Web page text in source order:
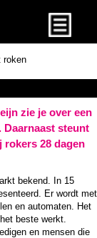
roken
zie je over een
Daarnaast steunt
rokers 28 dagen
bekend. In 15
Er wordt met
en automaten. Het
beste werkt.
en mensen die